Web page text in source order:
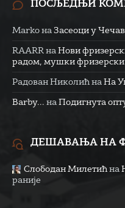
ПОСЉЕДЊИ
Marko на Засеоци у
RAARR на Нови
радом, мушки фризерски
Радован Николић на На
Barby... на Подигнута
ДЕШАВАЊА НА
Слободан Милетић на
раније